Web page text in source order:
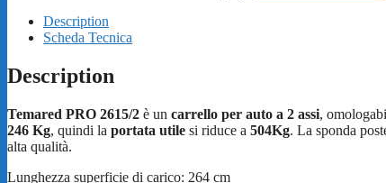
750Kg.
utile
504Kg,
di
carico
264cm
150cm.
Description
Scheda Tecnica
Description
Temared PRO 2615/2 è un carrello per auto a 2 assi,
246 Kg, quindi la portata utile si riduce a 504Kg. La sponda
alta qualità.
Lunghezza superficie di carico: 264 cm